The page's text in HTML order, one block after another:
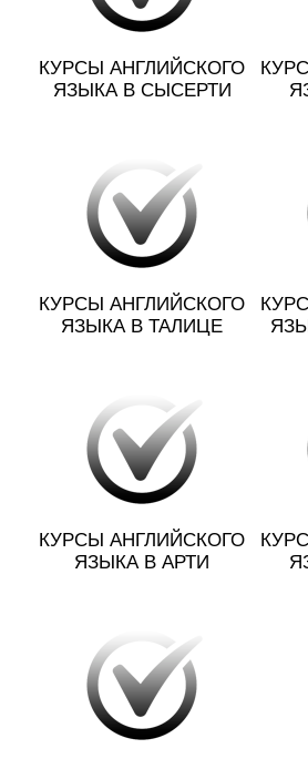
КУРСЫ АНГЛИЙСКОГО
ЯЗЫКА В СЫСЕРТИ
КУРСЫ АНГЛИЙСКОГО
ЯЗЫКА В ТАЛИЦЕ
КУРСЫ АНГЛИЙСКОГО
ЯЗЫКА В АРТИ